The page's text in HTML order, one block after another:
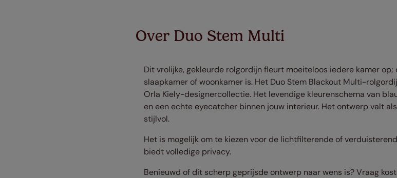
Over Duo Stem Multi
Dit vrolijke, gekleurde rolgordijn fleurt moeiteloos iedere kamer op;
slaapkamer of woonkamer is. Het Duo Stem Blackout Multi-
Orla Kiely-designercollectie. Het levendige kleurenschema van
en een echte eyecatcher binnen jouw interieur. Het ontwerp valt
stijlvol.
Het is mogelijk om te kiezen voor de lichtfilterende of
biedt volledige privacy.
Benieuwd of dit scherp geprijsde ontwerp naar wens is? Vraag